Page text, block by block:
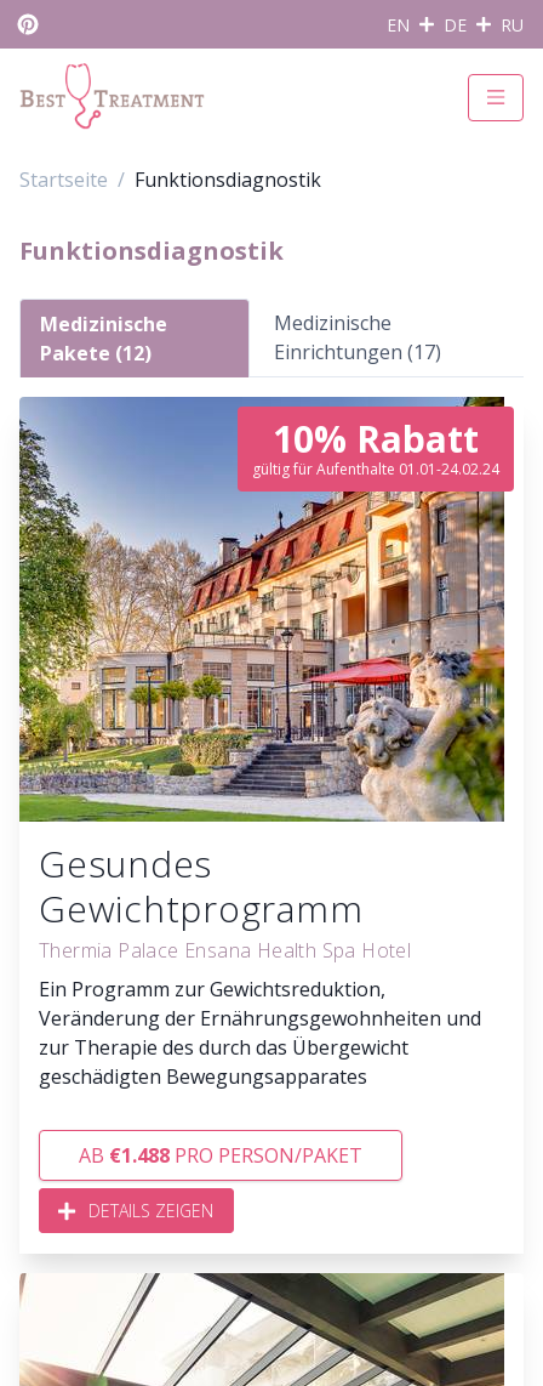
EN DE RU
Startseite Funktionsdiagnostik
Funktionsdiagnostik
Medizinische
Pakete (12)
Medizinische
Einrichtungen (17)
10% Rabatt
gültig für Aufenthalte 01.01-24.02.24
Gesundes
Gewichtprogramm
Thermia Palace Ensana Health Spa Hotel
Ein Programm zur Gewichtsreduktion,
Veränderung der Ernährungsgewohnheiten und
zur Therapie des durch das Übergewicht
geschädigten Bewegungsapparates
AB €1.488 PRO PERSON/PAKET
DETAILS ZEIGEN